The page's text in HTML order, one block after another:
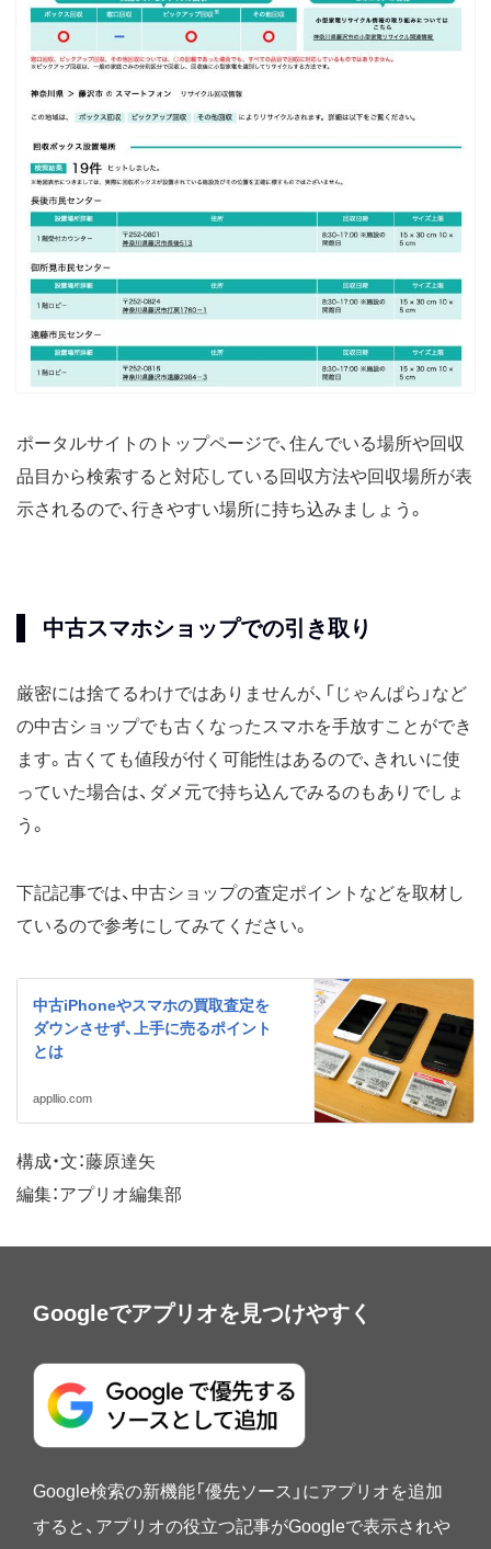
ポータルサイトのトップページで、住んでいる場所や回収
品目から検索すると対応している回収方法や回収場所が表
示されるので、行きやすい場所に持ち込みましょう。
中古スマホショップでの引き取り
厳密には捨てるわけではありませんが、「じゃんぱら」など
の中古ショップでも古くなったスマホを手放すことができ
ます。古くても値段が付く可能性はあるので、きれいに使
っていた場合は、ダメ元で持ち込んでみるのもありでしょ
う。
下記記事では、中古ショップの査定ポイントなどを取材し
ているので参考にしてみてください。
中古iPhoneやスマホの買取査定を
ダウンさせず、上手に売るポイント
とは
appllio.com
構成・文：藤原達矢
編集：アプリオ編集部
Googleでアプリオを見つけやすく
Google検索の新機能「優先ソース」にアプリオを追加
すると、アプリオの役立つ記事がGoogleで表示されや